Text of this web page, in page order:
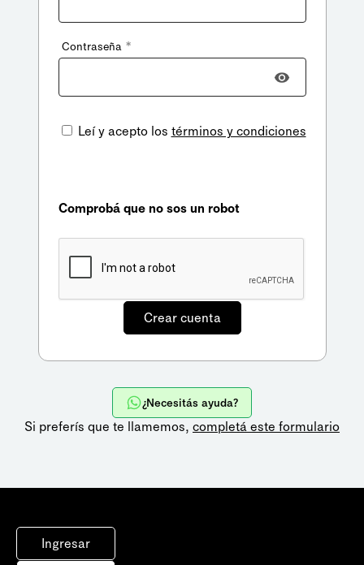
Contraseña *
Leí y acepto los términos y condiciones
Comprobá que no sos un robot
¿Necesitás ayuda?
Si preferís que te llamemos, completá este formulario
Ingresar